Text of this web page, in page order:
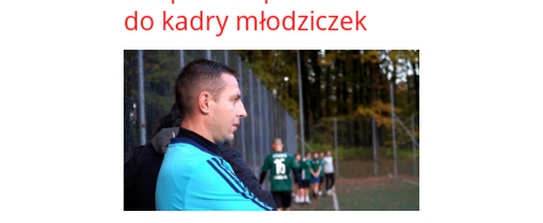
do kadry młodziczek